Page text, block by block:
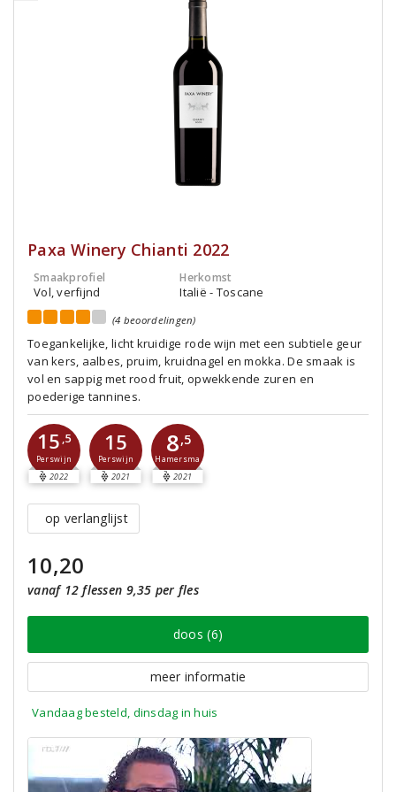
Paxa Winery Chianti 2022
Smaakprofiel
Vol, verfijnd
Herkomst
Italië - Toscane
(4 beoordelingen)
Toegankelijke, licht kruidige rode wijn met een subtiele geur
van kers, aalbes, pruim, kruidnagel en mokka. De smaak is
vol en sappig met rood fruit, opwekkende zuren en
poederige tannines.
15 ,5
Perswijn
2022
15
Perswijn
2021
8,5
Hamersma
2021
op verlanglijst
10,20
vanaf 12 flessen 9,35 per fles
doos (6)
meer informatie
Vandaag besteld, dinsdag in huis